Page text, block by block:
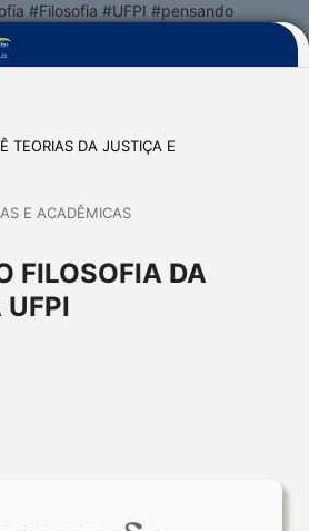
#Filosofia #UFPI #pensando
TEORIAS DA JUSTIÇA E
E ACADÊMICAS
FILOSOFIA DA